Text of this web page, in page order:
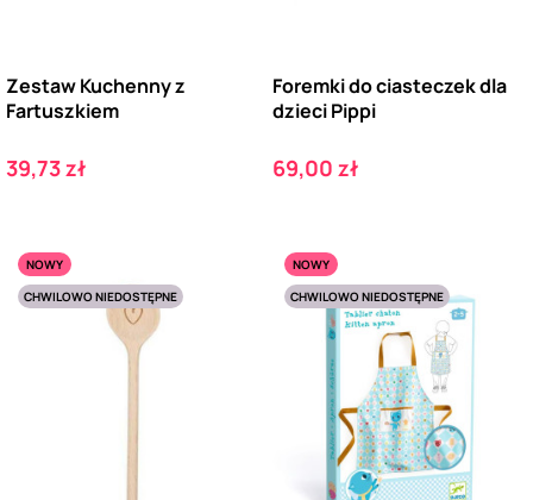
Zestaw Kuchenny z
Fartuszkiem
Cena
39,73 zł
Foremki do ciasteczek dla
dzieci Pippi
Cena
69,00 zł
NOWY
CHWILOWO NIEDOSTĘPNE
NOWY
CHWILOWO NIEDOSTĘPNE